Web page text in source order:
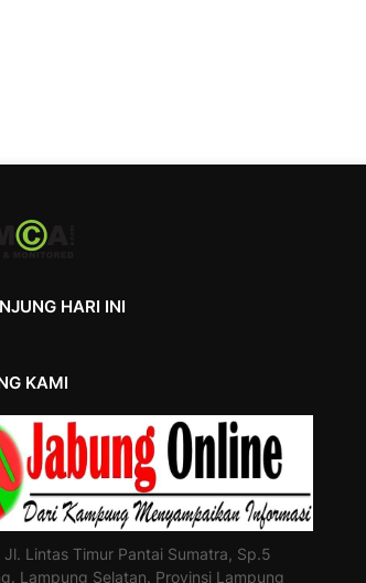
HARI INI
KAMI
Jl. Lintas Timur Pantai Sumatra, Sp.5
Lampung Selatan. Provinsi Lampung